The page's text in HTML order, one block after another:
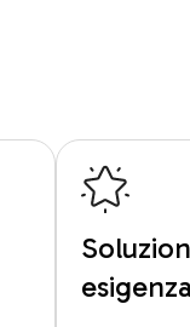
esigenza